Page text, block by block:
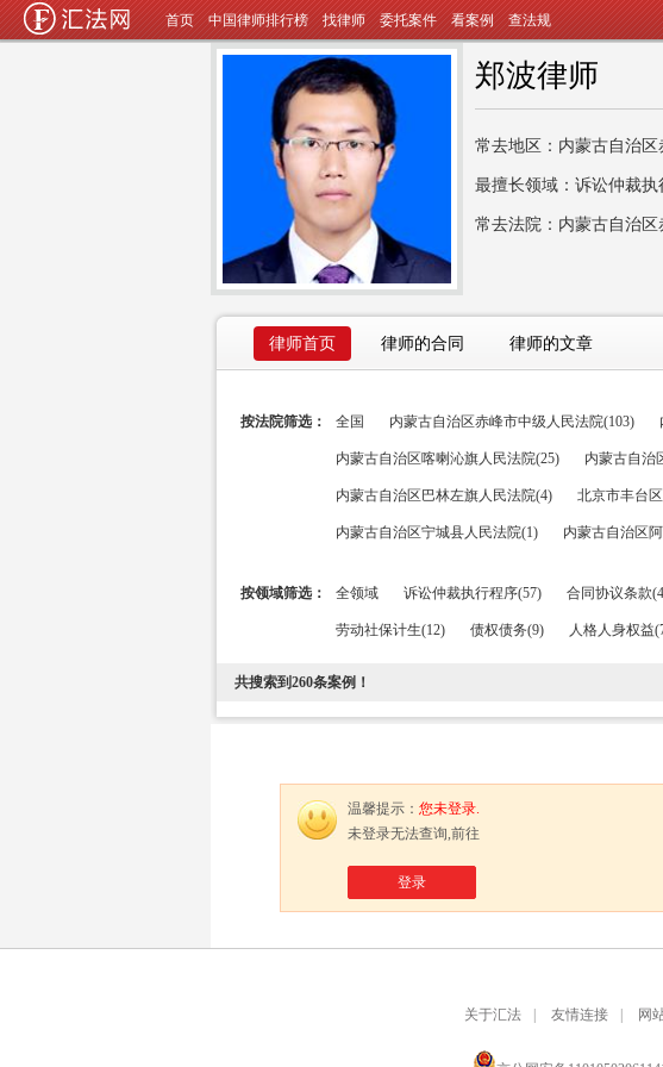
首页 中国律师排行榜 找律师 委托案件 看案例 查法规
郑波律师
常去地区：内蒙古自治区
最擅长领域：诉讼仲裁执
常去法院：内蒙古自治
律师首页 律师的合同 律师的文章
按法院筛选： 全国 内蒙古自治区赤峰市中级人民法院(103)
内蒙古自治区喀喇沁旗人民法院(25) 内蒙古自治
内蒙古自治区巴林左旗人民法院(4) 北京市丰台
内蒙古自治区宁城县人民法院(1) 内蒙古自治区
按领域筛选： 全领域 诉讼仲裁执行程序(57) 合同协议条款
劳动社保计生(12) 债权债务(9) 人格人身权益
共搜索到260条案例！
温馨提示： 您未登录.
未登录无法查询,前往
登录
关于汇法 友情连接 网